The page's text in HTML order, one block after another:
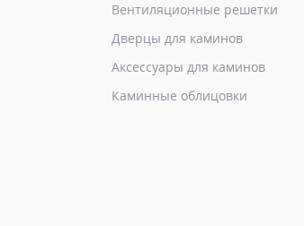
Вентиляционные решетки
Дверцы для каминов
Аксессуары для каминов
Каминные облицовки